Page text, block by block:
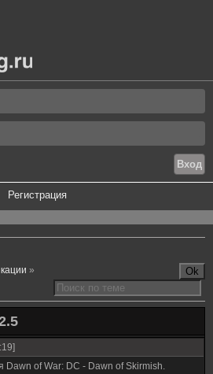
Регистрация
»
Dawn of War: DС - Dawn of Skirmish.